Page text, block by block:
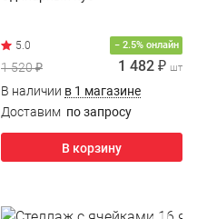
− 2.5% онлайн
1 520 ₽ 1 482 ₽ шт
В наличии в 1 магазине
Доставим по запросу
В корзину